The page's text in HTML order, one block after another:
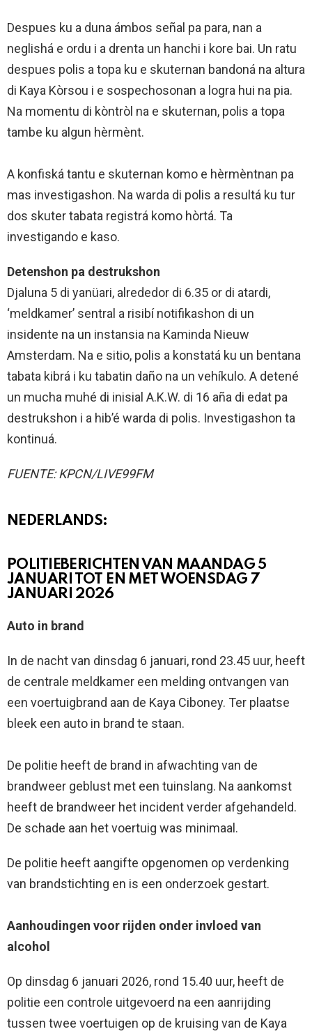
Despues ku a duna ámbos señal pa para, nan a
neglishá e ordu i a drenta un hanchi i kore bai. Un ratu
despues polis a topa ku e skuternan bandoná na altura
di Kaya Kòrsou i e sospechosonan a logra hui na pia.
Na momentu di kòntròl na e skuternan, polis a topa
tambe ku algun hèrmènt.
A konfiská tantu e skuternan komo e hèrmèntnan pa
mas investigashon. Na warda di polis a resultá ku tur
dos skuter tabata registrá komo hòrtá. Ta
investigando e kaso.
Detenshon pa destrukshon
Djaluna 5 di yanüari, alrededor di 6.35 or di atardi,
‘meldkamer’ sentral a risibí notifikashon di un
insidente na un instansia na Kaminda Nieuw
Amsterdam. Na e sitio, polis a konstatá ku un bentana
tabata kibrá i ku tabatin daño na un vehíkulo. A detené
un mucha muhé di inisial A.K.W. di 16 aña di edat pa
destrukshon i a hib’é warda di polis. Investigashon ta
kontinuá.
FUENTE: KPCN/LIVE99FM
NEDERLANDS:
POLITIEBERICHTEN VAN MAANDAG 5
JANUARI TOT EN MET WOENSDAG 7
JANUARI 2026
Auto in brand
In de nacht van dinsdag 6 januari, rond 23.45 uur, heeft
de centrale meldkamer een melding ontvangen van
een voertuigbrand aan de Kaya Ciboney. Ter plaatse
bleek een auto in brand te staan.
De politie heeft de brand in afwachting van de
brandweer geblust met een tuinslang. Na aankomst
heeft de brandweer het incident verder afgehandeld.
De schade aan het voertuig was minimaal.
De politie heeft aangifte opgenomen op verdenking
van brandstichting en is een onderzoek gestart.
Aanhoudingen voor rijden onder invloed van
alcohol
Op dinsdag 6 januari 2026, rond 15.40 uur, heeft de
politie een controle uitgevoerd na een aanrijding
tussen twee voertuigen op de kruising van de Kaya